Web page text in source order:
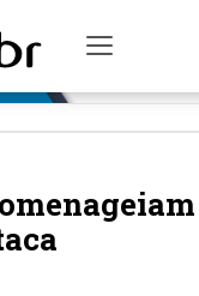
Toggle